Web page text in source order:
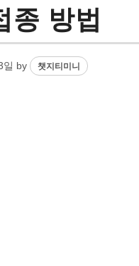
종 방법
일 by 챗지티미니